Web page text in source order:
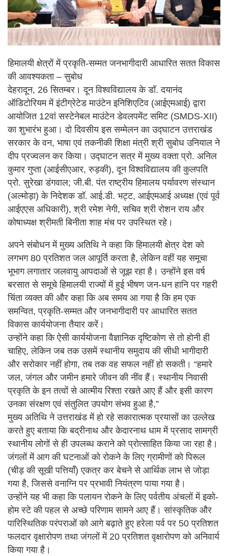
हिमालयी क्षेत्रों में प्रकृति-सम्मत जनभागीदारी आधारित सतत विकास
की आवश्यकता – सुबोध
देहरादून, 26 सितम्बर। दून विश्वविद्यालय के डॉ. दयानंद
ऑडिटोरियम में इंटीग्रेटेड माउंटेन इनिशिएटिव (आईएमआई) द्वारा
आयोजित 12वां सस्टेनेबल माउंटेन डेवलपमेंट समिट (SMDS-XII)
का शुभारंभ हुआ। दो दिवसीय इस सम्मेलन का उद्घाटन उत्तराखंड
सरकार के वन, भाषा एवं तकनीकी शिक्षा मंत्री श्री सुबोध उनियाल ने
दीप प्रज्वलन कर किया। उद्घाटन सत्र में मुख्य वक्ता प्रो. अनिल
कुमार गुप्ता (आईसीएआर, रुड़की), दून विश्वविद्यालय की कुलपति
प्रो. सुरेखा डंगवाल; जी.बी. पंत राष्ट्रीय हिमालय पर्यावरण संस्थान
(अल्मोड़ा) के निदेशक डॉ. आई.डी. भट्ट, आईएमआई अध्यक्ष (एवं पूर्व
आईएएस अधिकारी), श्री रमेश नेगी, सचिव श्री रोशन राय और
कोषाध्यक्ष श्रीमती बिनीता शाह मंच पर उपस्थित रहे।
अपने संबोधन में मुख्य अतिथि ने कहा कि हिमालयी क्षेत्र देश को
लगभग 80 प्रतिशत जल आपूर्ति करता है, लेकिन वहीं यह समूचा
भूभाग लगातार जलवायु आपदाओं से जूझ रहा है। उन्होंने इस वर्ष
बरसात से समूचे हिमालयी राज्यों में हुई भीषण जन-धन हानि पर गहरी
चिंता व्यक्त की और कहा कि अब समय आ गया है कि हम एक
समन्वित, प्रकृति-सम्मत और जनभागीदारी पर आधारित सतत
विकास कार्ययोजना तैयार करें।
उन्होंने कहा कि ऐसी कार्ययोजना वैज्ञानिक दृष्टिकोण से तो होनी ही
चाहिए, लेकिन जब तक उसमें स्थानीय समुदाय की सीधी भागीदारी
और सरोकार नहीं होगा, तब तक वह सफल नहीं हो सकती। “हमारे
जल, जंगल और जमीन हमारे जीवन की नींव हैं। स्थानीय निवासी
प्रकृति के इन तत्वों से आत्मीय रिश्ता रखते आए हैं और इसी कारण
उनका संरक्षण एवं संतुलित उपयोग संभव हुआ है,”
मुख्य अतिथि ने उत्तराखंड में हो रहे सकारात्मक प्रयासों का उल्लेख
करते हुए बताया कि बद्रीनाथ और केदारनाथ धाम में प्रसाद सामग्री
स्थानीय लोगों से ही उपलब्ध कराने को प्रोत्साहित किया जा रहा है।
जंगलों में आग की घटनाओं को रोकने के लिए ग्रामीणों को पिरूल
(चीड़ की सूखी पत्तियाँ) एकत्र कर बेचने से आर्थिक लाभ से जोड़ा
गया है, जिससे वनाग्नि पर प्रभावी नियंत्रण पाया गया है।
उन्होंने यह भी कहा कि पलायन रोकने के लिए पर्वतीय अंचलों में इको-
होम स्टे की पहल से अच्छे परिणाम सामने आए हैं। सांस्कृतिक और
पारिस्थितिक परंपराओं को आगे बढ़ाते हुए हरेला पर्व पर 50 प्रतिशत
फलदार वृक्षारोपण तथा जंगलों में 20 प्रतिशत वृक्षारोपण को अनिवार्य
किया गया है।